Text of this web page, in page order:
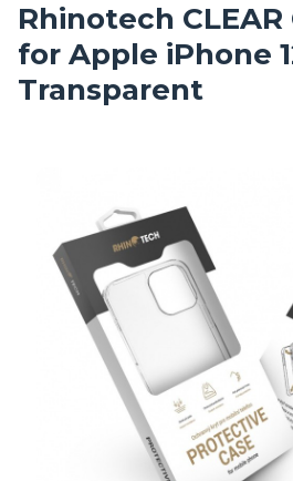
Rhinotech CLEAR
for Apple iPhone
Transparent